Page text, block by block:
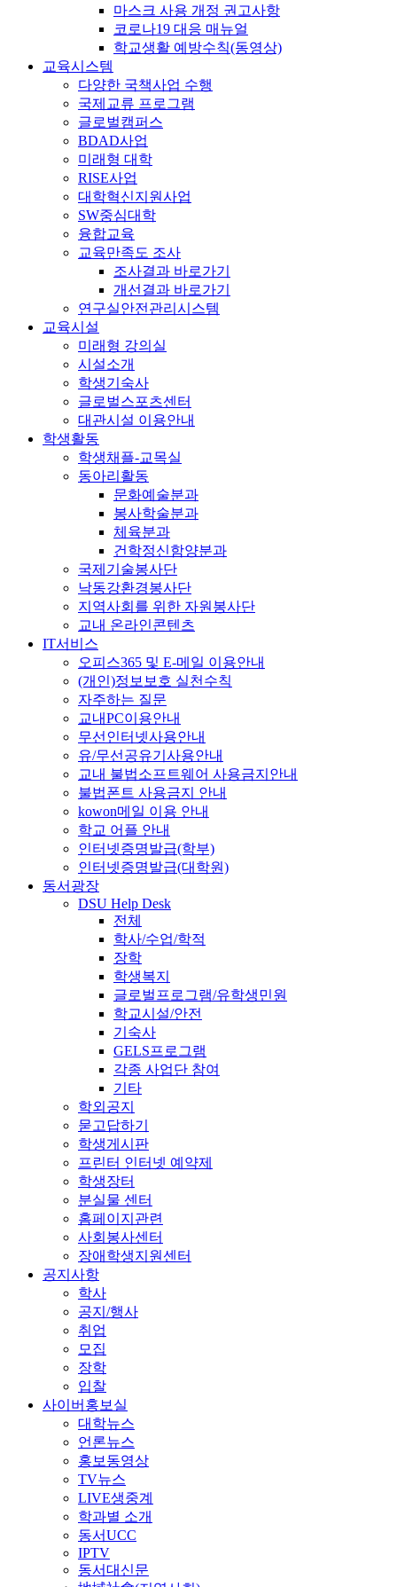
마스크 사용 개정 권고사항
코로나19 대응 매뉴얼
학교생활 예방수칙(동영상)
교육시스템
다양한 국책사업 수행
국제교류 프로그램
글로벌캠퍼스
BDAD사업
미래형 대학
RISE사업
대학혁신지원사업
SW중심대학
융합교육
교육만족도 조사
조사결과 바로가기
개선결과 바로가기
연구실안전관리시스템
교육시설
미래형 강의실
시설소개
학생기숙사
글로벌스포츠센터
대관시설 이용안내
학생활동
학생채플-교목실
동아리활동
문화예술분과
봉사학술분과
체육분과
건학정신함양분과
국제기술봉사단
낙동강환경봉사단
지역사회를 위한 자원봉사단
교내 온라인콘텐츠
IT서비스
오피스365 및 E-메일 이용안내
(개인)정보보호 실천수칙
자주하는 질문
교내PC이용안내
무선인터넷사용안내
유/무선공유기사용안내
교내 불법소프트웨어 사용금지안내
불법폰트 사용금지 안내
kowon메일 이용 안내
학교 어플 안내
인터넷증명발급(학부)
인터넷증명발급(대학원)
동서광장
DSU Help Desk
전체
학사/수업/학적
장학
학생복지
글로벌프로그램/유학생민원
학교시설/안전
기숙사
GELS프로그램
각종 사업단 참여
기타
학외공지
묻고답하기
학생게시판
프린터 인터넷 예약제
학생장터
분실물 센터
홈페이지관련
사회봉사센터
장애학생지원센터
공지사항
학사
공지/행사
취업
모집
장학
입찰
사이버홍보실
대학뉴스
언론뉴스
홍보동영상
TV뉴스
LIVE생중계
학과별 소개
동서UCC
IPTV
동서대신문